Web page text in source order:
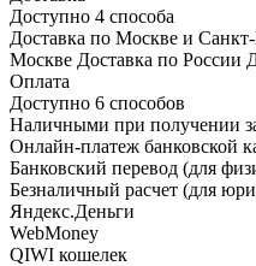
Доступно 4 способа
Доставка по Москве и
Москве Доставка по России
Оплата
Доступно 6 способов
Наличными при получении
Онлайн-платеж банковской
Банковский перевод (для
Безналичный расчет (для
Яндекс.Деньги
WebMoney
QIWI кошелек